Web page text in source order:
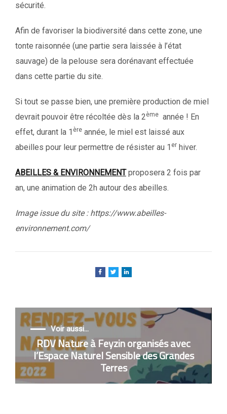
sécurité.
Afin de favoriser la biodiversité dans cette zone, une
tonte raisonnée (une partie sera laissée à l’état
sauvage) de la pelouse sera dorénavant effectuée
dans cette partie du site.
Si tout se passe bien, une première production de miel
devrait pouvoir être récoltée dès la 2ème année ! En
effet, durant la 1 ère année, le miel est laissé aux
abeilles pour leur permettre de résister au 1 er hiver.
ABEILLES & ENVIRONNEMENTproposera 2 fois par
an, une animation de 2h autour des abeilles.
Image issue du site : https://www.abeilles-
environnement.com/
Voir aussi...
RDV Nature à Feyzin organisés avec
l’Espace Naturel Sensible des Grandes
Terres